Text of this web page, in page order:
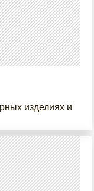
изделиях и